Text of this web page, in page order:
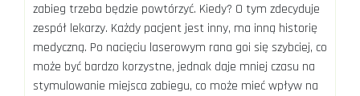
zabieg trzeba będzie powtórzyć. Kiedy? O tym zdecyduje
zespół lekarzy. Każdy pacjent jest inny, ma inną historię
medyczną. Po nacięciu laserowym rana goi się szybciej, co
może być bardzo korzystne, jednak daje mniej czasu na
stymulowanie miejsca zabiegu, co może mieć wpływ na